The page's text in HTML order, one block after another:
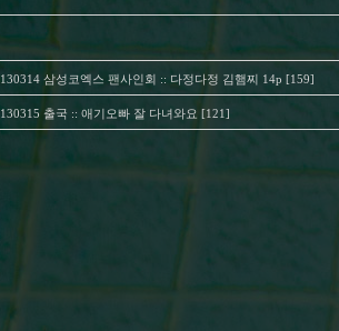
130314 삼성코엑스 팬사인회 :: 다정다정 김햄찌 14p [159]
130315 출국 :: 애기오빠 잘 다녀와요 [121]